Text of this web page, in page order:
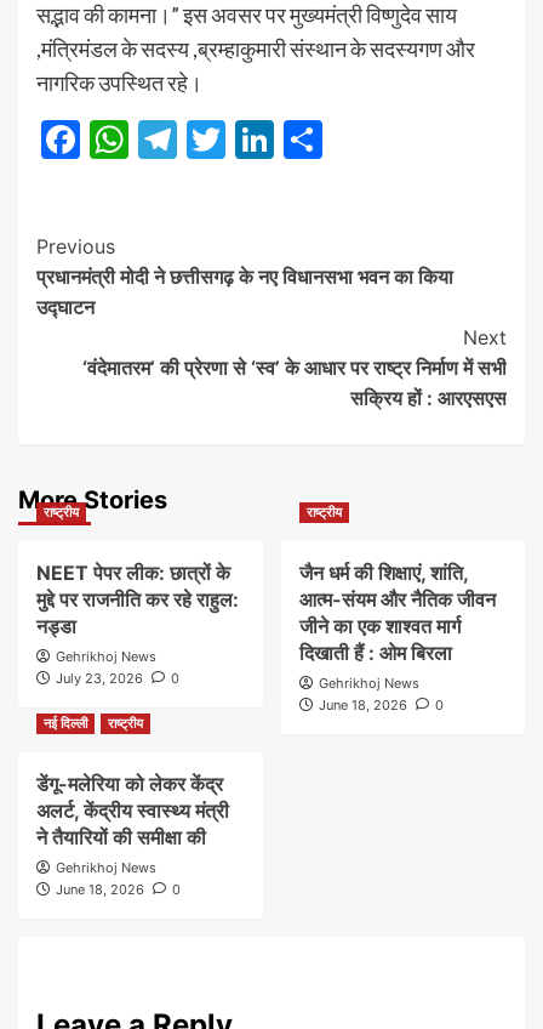
सद्भाव की कामना।” इस अवसर पर मुख्यमंत्री विष्णुदेव साय
,मंत्रिमंडल के सदस्य ,ब्रम्हाकुमारी संस्थान के सदस्यगण और
नागरिक उपस्थित रहे।
Facebook
WhatsApp
Telegram
TwitterLinkedIn
Post
Navigation
Previous
प्रधानमंत्री मोदी ने छत्तीसगढ़ के नए विधानसभा भवन का किया
उद्घाटन
Next
‘वंदेमातरम’ की प्रेरणा से ‘स्व’ के आधार पर राष्ट्र निर्माण में सभी
सक्रिय हों : आरएसएस
More Stories
राष्ट्रीय
NEET पेपर लीक: छात्रों के
मुद्दे पर राजनीति कर रहे राहुल:
नड्डा
Gehrikhoj News
July 23, 2026
0
राष्ट्रीय
जैन धर्म की शिक्षाएं, शांति,
आत्म-संयम और नैतिक जीवन
जीने का एक शाश्वत मार्ग
दिखाती हैं : ओम बिरला
Gehrikhoj News
June 18, 2026
0
नई दिल्ली
राष्ट्रीय
डेंगू-मलेरिया को लेकर केंद्र
अलर्ट, केंद्रीय स्वास्थ्य मंत्री
ने तैयारियों की समीक्षा की
Gehrikhoj News
June 18, 2026
0